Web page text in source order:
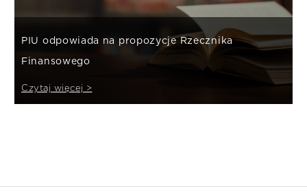
PIU odpowiada na propozycje Rzecznika
Finansowego
Czytaj więcej >